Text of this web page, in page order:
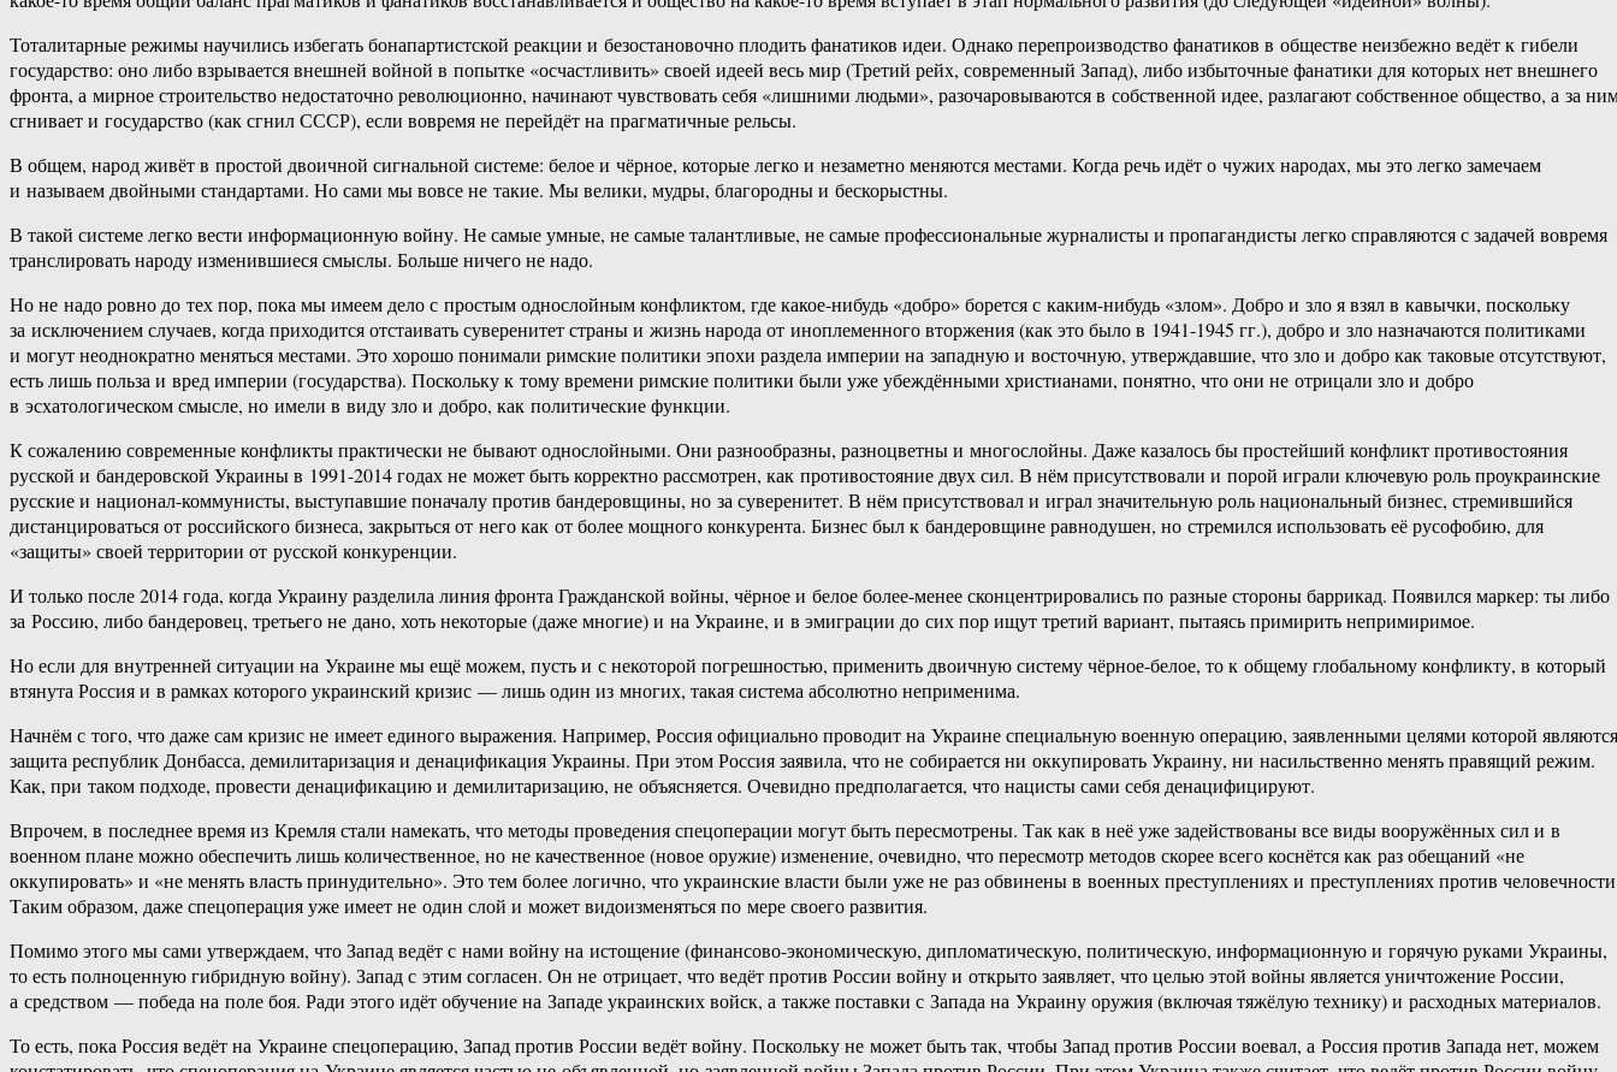
Тоталитарные режимы научились избегать бонапартистской реакции и безостановочно плодить фанатиков идеи. Однако перепроизводство фанатиков в обществе неизбежно ведёт к гибели
государство: оно либо взрывается внешней войной в попытке «осчастливить» своей идеей весь мир (Третий рейх, современный Запад), либо избыточные фанатики для которых нет внешнего
фронта, а мирное строительство недостаточно революционно, начинают чувствовать себя «лишними людьми», разочаровываются в собственной идее, разлагают собственное общество, а за
сгнивает и государство (как сгнил СССР), если вовремя не перейдёт на прагматичные рельсы.
В общем, народ живёт в простой двоичной сигнальной системе: белое и чёрное, которые легко и незаметно меняются местами. Когда речь идёт о чужих народах, мы это легко замечаем
и называем двойными стандартами. Но сами мы вовсе не такие. Мы велики, мудры, благородны и бескорыстны.
В такой системе легко вести информационную войну. Не самые умные, не самые талантливые, не самые профессиональные журналисты и пропагандисты легко справляются с задачей вовремя
транслировать народу изменившиеся смыслы. Больше ничего не надо.
Но не надо ровно до тех пор, пока мы имеем дело с простым однослойным конфликтом, где какое-нибудь «добро» борется с каким-нибудь «злом». Добро и зло я взял в кавычки, поскольку
за исключением случаев, когда приходится отстаивать суверенитет страны и жизнь народа от иноплеменного вторжения (как это было в 1941-1945 гг.), добро и зло назначаются политиками
и могут неоднократно меняться местами. Это хорошо понимали римские политики эпохи раздела империи на западную и восточную, утверждавшие, что зло и добро как таковые отсутствуют,
есть лишь польза и вред империи (государства). Поскольку к тому времени римские политики были уже убеждёнными христианами, понятно, что они не отрицали зло и добро
в эсхатологическом смысле, но имели в виду зло и добро, как политические функции.
К сожалению современные конфликты практически не бывают однослойными. Они разнообразны, разноцветны и многослойны. Даже казалось бы простейший конфликт противостояния
русской и бандеровской Украины в 1991-2014 годах не может быть корректно рассмотрен, как противостояние двух сил. В нём присутствовали и порой играли ключевую роль проукраинские
русские и национал-коммунисты, выступавшие поначалу против бандеровщины, но за суверенитет. В нём присутствовал и играл значительную роль национальный бизнес, стремившийся
дистанцироваться от российского бизнеса, закрыться от него как от более мощного конкурента. Бизнес был к бандеровщине равнодушен, но стремился использовать её русофобию, для
«защиты» своей территории от русской конкуренции.
И только после 2014 года, когда Украину разделила линия фронта Гражданской войны, чёрное и белое более-менее сконцентрировались по разные стороны баррикад. Появился маркер: ты либо
за Россию, либо бандеровец, третьего не дано, хоть некоторые (даже многие) и на Украине, и в эмиграции до сих пор ищут третий вариант, пытаясь примирить непримиримое.
Но если для внутренней ситуации на Украине мы ещё можем, пусть и с некоторой погрешностью, применить двоичную систему чёрное-белое, то к общему глобальному конфликту, в который
втянута Россия и в рамках которого украинский кризис — лишь один из многих, такая система абсолютно неприменима.
Начнём с того, что даже сам кризис не имеет единого выражения. Например, Россия официально проводит на Украине специальную военную операцию, заявленными целями которой
защита республик Донбасса, демилитаризация и денацификация Украины. При этом Россия заявила, что не собирается ни оккупировать Украину, ни насильственно менять правящий режим.
Как, при таком подходе, провести денацификацию и демилитаризацию, не объясняется. Очевидно предполагается, что нацисты сами себя денацифицируют.
Впрочем, в последнее время из Кремля стали намекать, что методы проведения спецоперации могут быть пересмотрены. Так как в неё уже задействованы все виды вооружённых сил и в
военном плане можно обеспечить лишь количественное, но не качественное (новое оружие) изменение, очевидно, что пересмотр методов скорее всего коснётся как раз обещаний «не
оккупировать» и «не менять власть принудительно». Это тем более логично, что украинские власти были уже не раз обвинены в военных преступлениях и преступлениях против
Таким образом, даже спецоперация уже имеет не один слой и может видоизменяться по мере своего развития.
Помимо этого мы сами утверждаем, что Запад ведёт с нами войну на истощение (финансово-экономическую, дипломатическую, политическую, информационную и горячую руками Украины,
то есть полноценную гибридную войну). Запад с этим согласен. Он не отрицает, что ведёт против России войну и открыто заявляет, что целью этой войны является уничтожение России,
а средством — победа на поле боя. Ради этого идёт обучение на Западе украинских войск, а также поставки с Запада на Украину оружия (включая тяжёлую технику) и расходных материалов.
То есть, пока Россия ведёт на Украине спецоперацию, Запад против России ведёт войну. Поскольку не может быть так, чтобы Запад против России воевал, а Россия против Запада нет, можем